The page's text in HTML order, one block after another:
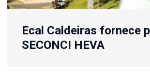
Ecal Caldeiras fornece
SECONCI HEVA